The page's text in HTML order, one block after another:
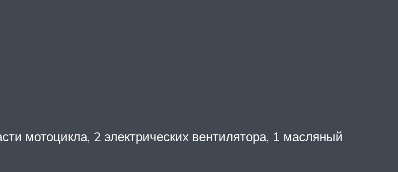
мотоцикла, 2 электрических вентилятора, 1 масляный